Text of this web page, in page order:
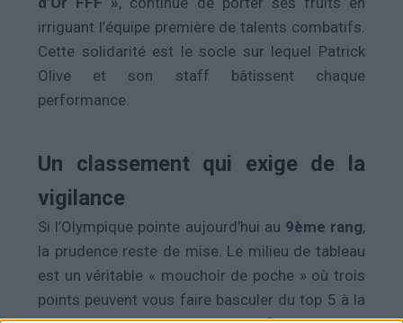
irriguant l’équipe première de talents combatifs.
Cette solidarité est le socle sur lequel Patrick
Olive et son staff bâtissent chaque
performance.
Un classement qui exige de la
vigilance
Si l’Olympique pointe aujourd’hui au 9ème rang,
la prudence reste de mise. Le milieu de tableau
est un véritable « mouchoir de poche » où trois
points peuvent vous faire basculer du top 5 à la